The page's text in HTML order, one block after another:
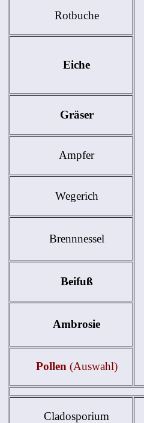
Rotbuche
Eiche
Gräser
Ampfer
Wegerich
Brennnessel
Beifuß
Ambrosie
Pollen (Auswahl)
Cladosporium